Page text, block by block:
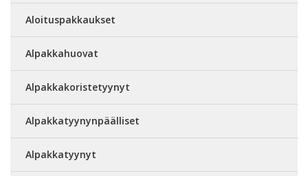
Aloituspakkaukset
Alpakkahuovat
Alpakkakoristetyynyt
Alpakkatyynynpäälliset
Alpakkatyynyt